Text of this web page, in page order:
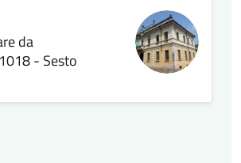
da
- Sesto